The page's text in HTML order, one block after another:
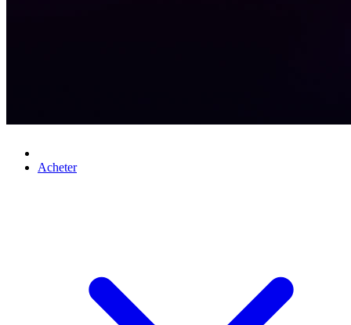
Acheter